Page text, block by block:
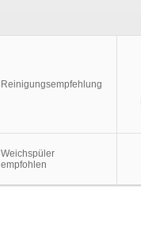
Reinigungsempfehlung
Weichspüler
empfohlen